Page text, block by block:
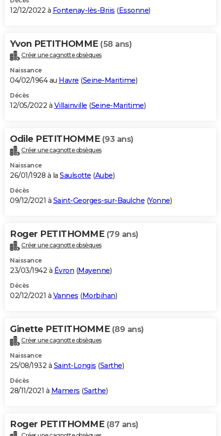
12/12/2022 à Fontenay-lès-Briis (Essonne)
Yvon PETITHOMME (58 ans)
Créer une cagnotte obsèques
Naissance
04/02/1964 au Havre (Seine-Maritime)
Décès
12/05/2022 à Villainville (Seine-Maritime)
Odile PETITHOMME (93 ans)
Créer une cagnotte obsèques
Naissance
26/01/1928 à la Saulsotte (Aube)
Décès
09/12/2021 à Saint-Georges-sur-Baulche (Yonne)
Roger PETITHOMME (79 ans)
Créer une cagnotte obsèques
Naissance
23/03/1942 à Évron (Mayenne)
Décès
02/12/2021 à Vannes (Morbihan)
Ginette PETITHOMME (89 ans)
Créer une cagnotte obsèques
Naissance
25/08/1932 à Saint-Longis (Sarthe)
Décès
28/11/2021 à Mamers (Sarthe)
Roger PETITHOMME (87 ans)